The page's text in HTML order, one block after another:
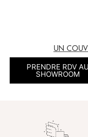
UN
PRENDRE RDV AU
SHOWROOM